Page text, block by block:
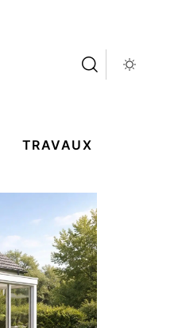
TRAVAUX